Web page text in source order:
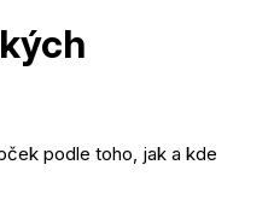
podle toho, jak a kde